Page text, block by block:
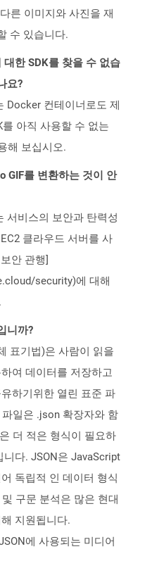
른 이미지와 사진을 재
수 있습니다.
한 SDK를 찾을 수 없습
요?
Docker 컨테이너로도 제
아직 사용할 수 없는
해 보십시오.
GIF를 변환하는 것이 안
서비스의 보안과 탄력성
클라우드 서버를 사
안 관행]
security)에 대해
니까?
표기법)은 사람이 읽을
여 데이터를 저장하고
하기위한 열린 표준 파
일은 .json 확장자와 함
더 적은 형식이 필요하
다. JSON은 JavaScript
독립적 인 데이터 형식
구문 분석은 많은 현대
지원됩니다.
에 사용되는 미디어